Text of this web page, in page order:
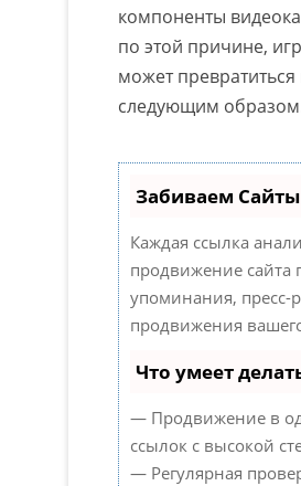
компоненты
по этой причине,
может
следующим
Забиваем
Каждая ссылка
продвижение сайта
упоминания, пресс-
продвижения
Что умеет
— Продвижение в
ссылок с высокой
— Регулярная